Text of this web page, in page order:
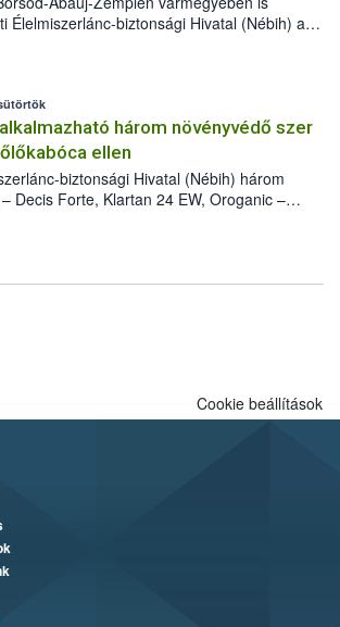
Élelmiszerlánc-biztonsági Hivatal (Nébih) a
(Agrilus planipennis) jelenlétét. A
színcsapdában találták meg, de már fertőzött
emellett az intézkedéseket a szlovák
a terjedés megállítása érdekében.
három növényvédő szer
ellen
biztonsági Hivatal (Nébih) három
Decis Forte, Klartan 24 EW, Oroganic –
így azok a szüretet követően,
(BBCH 91) stádiumáig
legyen lehetőség a károsító elleni további
is elérhető és ökológiai termesztésben is
Cookie beállítások